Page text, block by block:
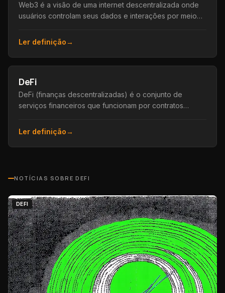
Web3 é a visão de uma internet descentralizada onde
usuários controlam seus dados e interações por meio
Ler definição→
DeFi
DeFi (finanças descentralizadas) é o conjunto de
serviços financeiros que funcionam por contratos
intermediários.
Ler definição→
NOTÍCIAS SOBREDEFI
DEFI